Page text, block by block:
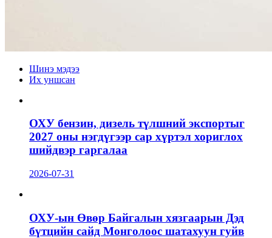
Шинэ мэдээ
Их уншсан
ОХУ бензин, дизель түлшний экспортыг
2027 оны нэгдүгээр сар хүртэл хориглох
шийдвэр гаргалаа
2026-07-31
ОХУ-ын Өвөр Байгалын хязгаарын Дэд
бүтцийн сайд Монголоос шатахуун гуйв